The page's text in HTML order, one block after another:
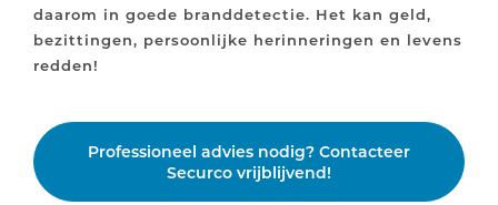
daarom in goede branddetectie. Het kan geld,
bezittingen, persoonlijke herinneringen en levens
redden!
Professioneel advies nodig? Contacteer
Securco vrijblijvend!